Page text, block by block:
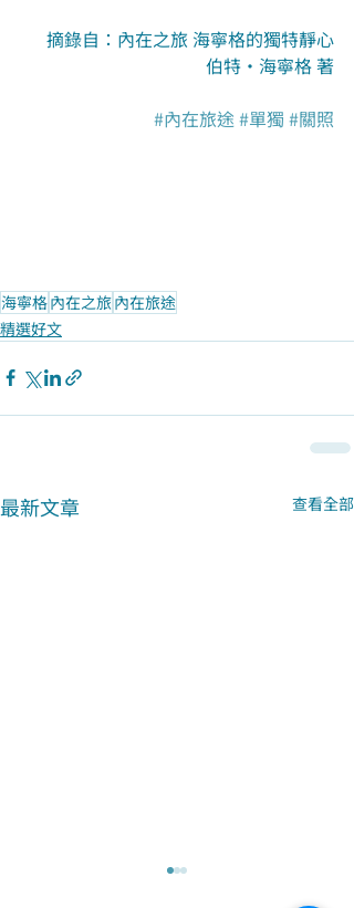
摘錄自：內在之旅 海寧格的獨特靜心
伯特‧海寧格 著
#內在旅途 #單獨 #關照
海寧格內在之旅內在旅途
精選好文
最新文章 查看全部